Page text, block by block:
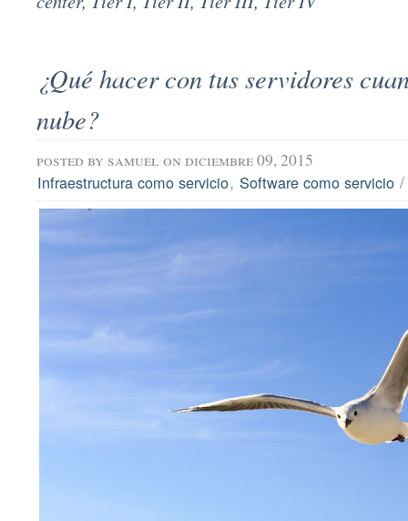
¿Qué hacer con tus servidores
nube?
posted by samuel on diciembre 09, 2015
Infraestructura como servicio, Software como servicio